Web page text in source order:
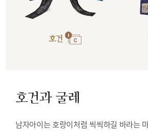
호건
호건과 굴레
남자아이는 호랑이처럼 씩씩하길 바라는